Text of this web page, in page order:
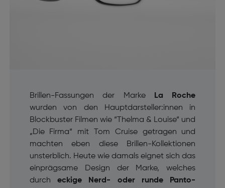
Brillen-Fassungen der Marke La Roche
wurden von den Hauptdarsteller:innen in
Blockbuster Filmen wie “Thelma & Louise“ und
„Die Firma“ mit Tom Cruise getragen und
machten eben diese Brillen-Kollektionen
unsterblich. Heute wie damals eignet sich das
einprägsame Design der Marke, welches
durcheckige Nerd- oder runde Panto-